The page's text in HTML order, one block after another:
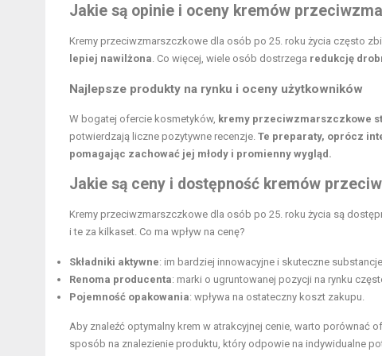
Jakie są opinie i oceny kremów
Kremy przeciwzmarszczkowe dla osób po 25. roku życia często
lepiej nawilżona. Co więcej, wiele osób dostrzega redukcję
Najlepsze produkty na rynku i oceny użytkowników
W bogatej ofercie kosmetyków, kremy przeciwzmarszczkowe
potwierdzają liczne pozytywne recenzje. Te preparaty, oprócz
pomagając zachować jej młody i promienny wygląd.
Jakie są ceny i dostępność kremów
Kremy przeciwzmarszczkowe dla osób po 25. roku życia są
i te za kilkaset. Co ma wpływ na cenę?
Składniki aktywne: im bardziej innowacyjne i skuteczne
Renoma producenta: marki o ugruntowanej pozycji na rynku
Pojemność opakowania: wpływa na ostateczny koszt zakupu.
Aby znaleźć optymalny krem w atrakcyjnej cenie, warto porównać
sposób na znalezienie produktu, który odpowie na indywidualne